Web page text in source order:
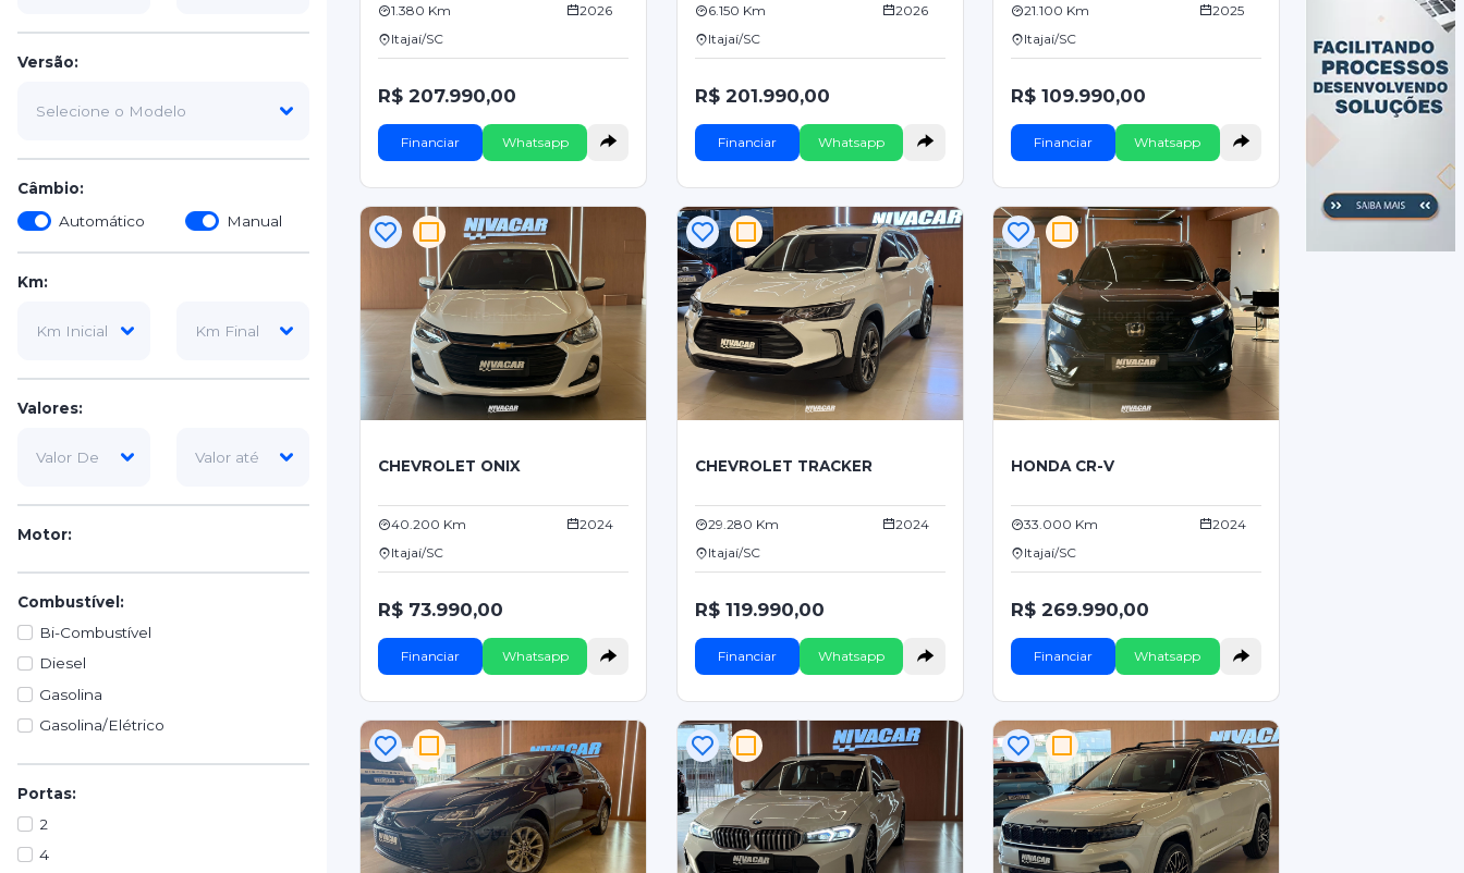
Versão:
Câmbio:
Automático
Manual
Km:
Valores:
Motor:
Combustível:
Bi-Combustível
Diesel
Gasolina
Gasolina/Elétrico
Portas:
2
4
1.380 Km
2026
Itajaí/SC
R$ 207.990,00
Financiar Whatsapp
6.150 Km
2026
Itajaí/SC
R$ 201.990,00
Financiar Whatsapp
21.100 Km
2025
Itajaí/SC
R$ 109.990,00
Financiar Whatsapp
CHEVROLET ONIX
40.200 Km
2024
Itajaí/SC
R$ 73.990,00
Financiar Whatsapp
CHEVROLET TRACKER
29.280 Km
2024
Itajaí/SC
R$ 119.990,00
Financiar Whatsapp
HONDA CR-V
33.000 Km
2024
Itajaí/SC
R$ 269.990,00
Financiar Whatsapp